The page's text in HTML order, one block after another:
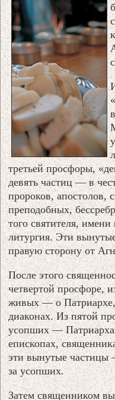
третьей просфоры,
девять частиц — в
пророков, апостолов,
преподобных,
того святителя, имени
литургия. Эти
правую сторону от
После этого
четвертой просфоре,
живых — о Патриархе,
диаконах. Из пятой
усопших —
епископах,
эти вынутые
за усопших.
Затем священником